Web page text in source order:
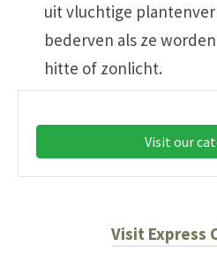
uit vluchtige
bederven als ze
hitte of zonlicht.
Visit our
Visit Express